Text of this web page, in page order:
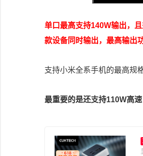
单口最高支持140W输出，
款设备同时输出，最高输出
支持小米全系手机的最高规
最重要的是还支持110W高